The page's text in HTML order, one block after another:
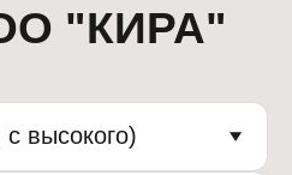
"КИРА"
с высокого)